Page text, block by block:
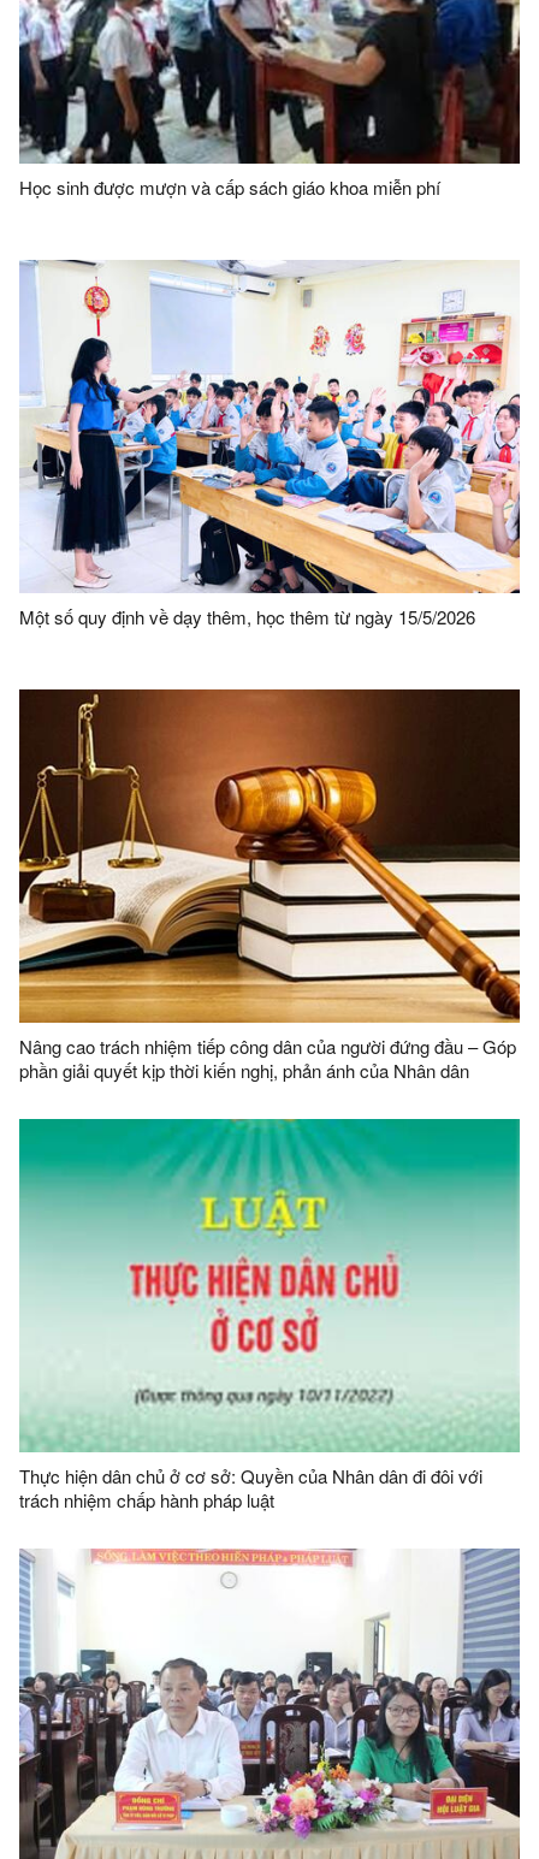
Học sinh được mượn và cấp sách giáo khoa miễn phí
Một số quy định về dạy thêm, học thêm từ ngày 15/5/2026
Nâng cao trách nhiệm tiếp công dân của người đứng đầu – Góp
phần giải quyết kịp thời kiến nghị, phản ánh của Nhân dân
Thực hiện dân chủ ở cơ sở: Quyền của Nhân dân đi đôi với
trách nhiệm chấp hành pháp luật